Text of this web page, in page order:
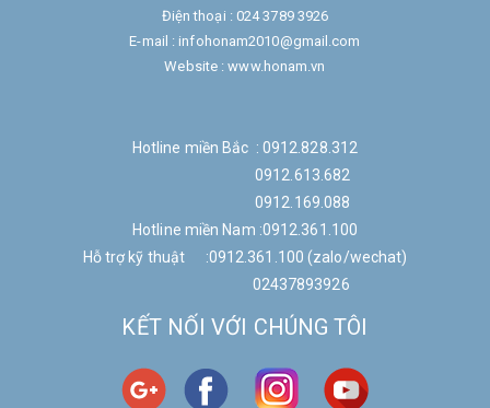
Điện thoại : 024 3789 3926
E-mail : infohonam2010@gmail.com
Website : www.honam.vn
Hotline miền Bắc : 0912.828.312
0912.613.682
0912.169.088
Hotline miền Nam :0912.361.100
Hỗ trợ kỹ thuật :0912.361.100 (zalo/wechat)
02437893926
KẾT NỐI VỚI CHÚNG TÔI